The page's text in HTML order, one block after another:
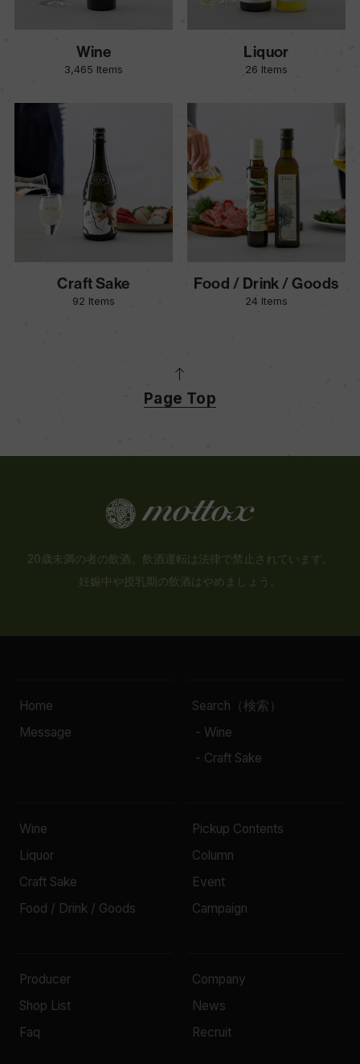
Wine
3,465 Items
Liquor
26 Items
Craft Sake
92 Items
Food / Drink / Goods
24 Items
Page Top
20歳未満の者の飲酒、飲酒運転は法律で禁止されています。
妊娠中や授乳期の飲酒はやめましょう。
Home
Message
Search（検索）
- Wine
- Craft Sake
Wine
Liquor
Craft Sake
Food / Drink / Goods
Pickup Contents
Column
Event
Campaign
Producer
Shop List
Faq
Company
News
Recruit